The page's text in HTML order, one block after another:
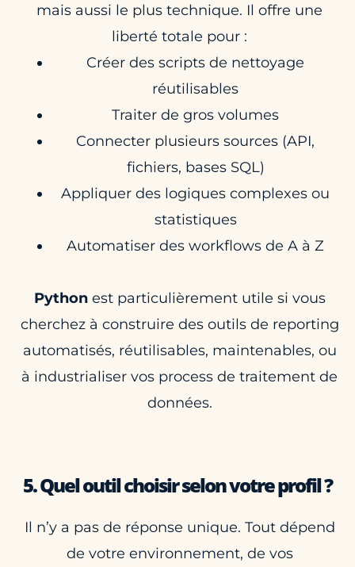
mais aussi le plus technique. Il offre une
liberté totale pour :
Créer des scripts de nettoyage
réutilisables
Traiter de gros volumes
Connecter plusieurs sources (API,
fichiers, bases SQL)
Appliquer des logiques complexes ou
statistiques
Automatiser des workflows de A à Z
Pythonest particulièrement utile si vous
cherchez à construire des outils de reporting
automatisés, réutilisables, maintenables, ou
à industrialiser vos process de traitement de
données.
5. Quel outil choisir selon votre profil ?
Il n’y a pas de réponse unique. Tout dépend
de votre environnement, de vos